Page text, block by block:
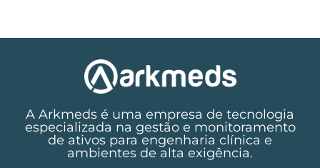
A Arkmeds é uma empresa de tecnologia
especializada na gestão e monitoramento
de ativos para engenharia clínica e
ambientes de alta exigência.